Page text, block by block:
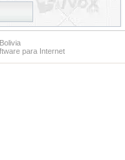
para Internet